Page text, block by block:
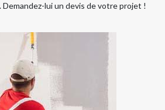
lui un devis de votre projet !